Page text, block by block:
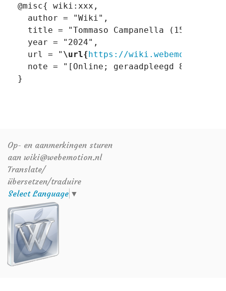
@misc{ wiki:xxx,
   author = "Wiki",
title = "Tommaso Campanella (1568-
   year = "2024",
   url = "
\url{https://wiki.webemotion.nl/
note = "[Online; geraadpleegd 8-
Op- en aanmerkingen sturen
aan wiki@webemotion.nl
Translate/
übersetzen/traduire
Select Language ▼